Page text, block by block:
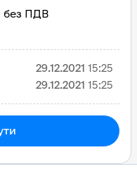
без ПДВ
29.12.2021 15:25
29.12.2021 15:25